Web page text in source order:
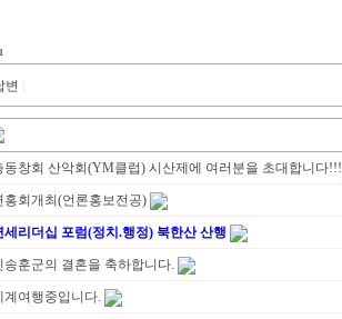
변
동창회 산악회(YM클럽) 시산제에 여러분을 초대합니다!!!
홍회개최(언론홍보전공)
세리더십 포럼(정치.행정) 북한산 산행
송훈군의 결혼을 축하합니다.
계여행중입니다.